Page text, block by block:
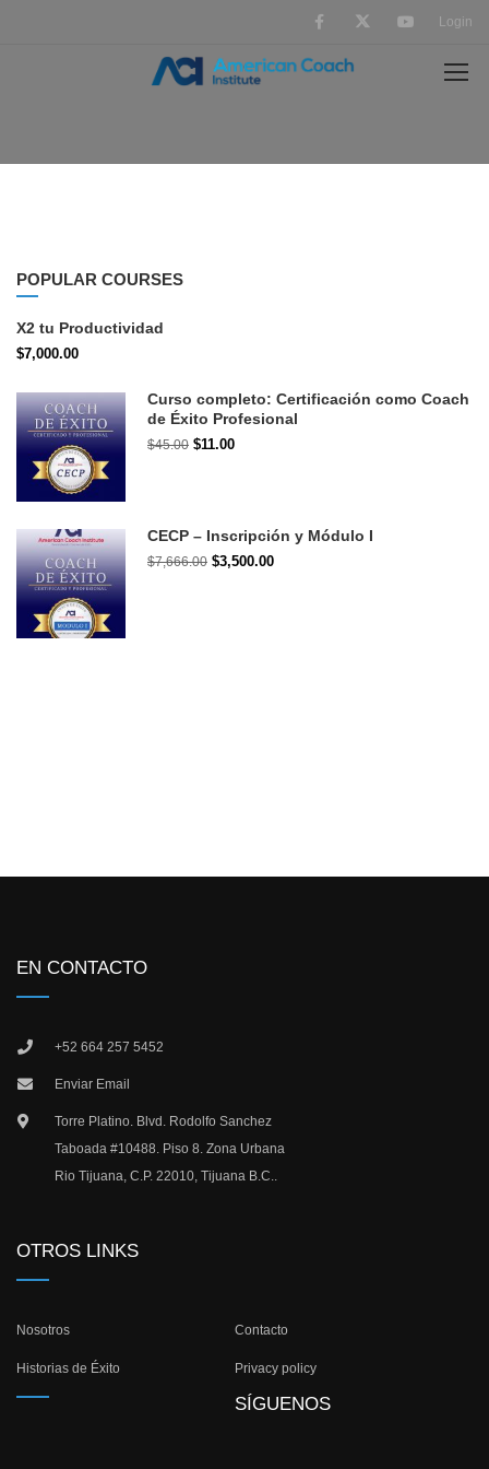
Login
POPULAR COURSES
X2 tu Productividad
$7,000.00
Curso completo: Certificación como Coach
de Éxito Profesional
$45.00 $11.00
CECP – Inscripción y Módulo I
$7,666.00 $3,500.00
EN CONTACTO
+52 664 257 5452
Enviar Email
Torre Platino. Blvd. Rodolfo Sanchez
Taboada #10488. Piso 8. Zona Urbana
Rio Tijuana, C.P. 22010, Tijuana B.C..
OTROS LINKS
Nosotros Contacto
Historias de Éxito Privacy policy
SÍGUENOS